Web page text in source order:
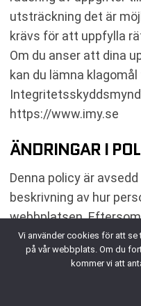
utsträckning det är
krävs för att uppfylla
Om du anser att dina
kan du lämna klagomål
https://www.imy.se
ÄNDRINGAR I
Denna policy är
beskrivning av hur
webbplatsen.
tredjepartstjänster
detaljer komma att
framtida revideringar
Policyn kan också
Vi använder cookies för att
på vår webbplats. Om du
kommer vi att